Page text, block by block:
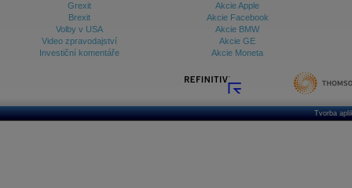
Grexit
Brexit
Volby v USA
Video zpravodajství
Investiční komentáře
Akcie Apple
Akcie Facebook
Akcie BMW
Akcie GE
Akcie Moneta
Tvorba